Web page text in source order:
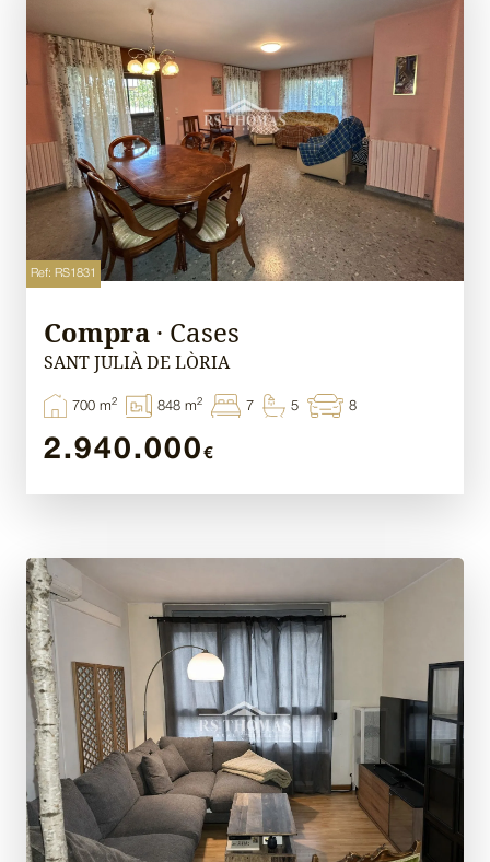
Ref: RS1831
Compra · Cases
SANT JULIÀ DE LÒRIA
700 m2 848 m2 7 5 8
2.940.000 €